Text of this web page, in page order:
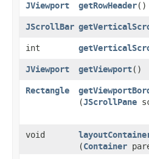
JViewport getRowHeader()
JScrollBar
int
JViewport getViewport()
Rectangle
(JScrollPane
void
(Container